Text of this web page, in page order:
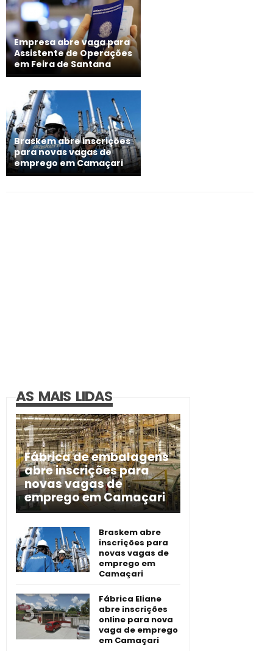
Empresa abre vaga para
Assistente de Operações
em Feira de Santana
Braskem abre inscrições
para novas vagas de
emprego em Camaçari
AS MAIS LIDAS
Fábrica de embalagens
abre inscrições para
novas vagas de
emprego em Camaçari
Braskem abre
inscrições para
novas vagas de
emprego em
Camaçari
Fábrica Eliane
abre inscrições
online para nova
vaga de emprego
em Camaçari